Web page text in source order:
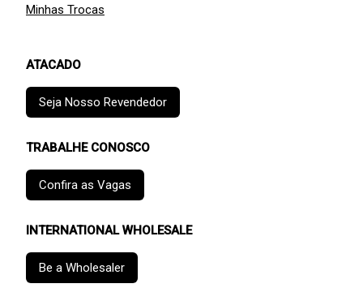
Minhas Trocas
ATACADO
Seja Nosso Revendedor
TRABALHE CONOSCO
Confira as Vagas
INTERNATIONAL WHOLESALE
Be a Wholesaler